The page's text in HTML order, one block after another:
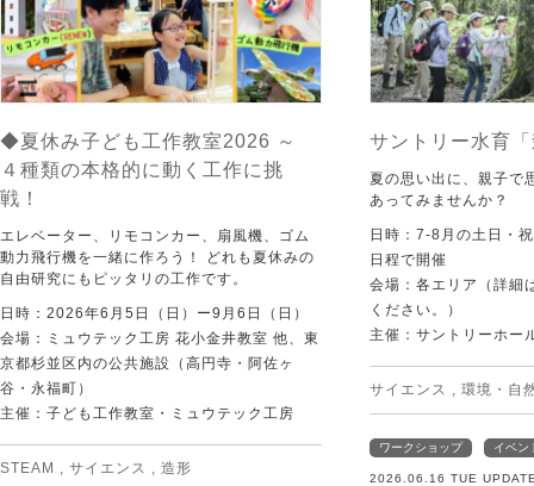
◆夏休み子ども工作教室2026 ～
４種類の本格的に動く工作に挑
戦！
エレベーター、リモコンカー、扇風機、ゴム
動力飛行機を一緒に作ろう！ どれも夏休みの
自由研究にもピッタリの工作です。
日時：2026年6月5日（日）ー9月6日（日）
会場：ミュウテック工房 花小金井教室 他、東
京都杉並区内の公共施設（高円寺・阿佐ヶ
谷・永福町）
主催：子ども工作教室・ミュウテック工房
STEAM サイエンス 造形
サントリー水育
夏の思い出に、親子で
あってみませんか？
日時：7-8月の土日・
日程で開催
会場：各エリア（詳細
ください。）
主催：サントリーホー
サイエンス 環境・自
ワークショップ イベン
2026.06.16 TUE